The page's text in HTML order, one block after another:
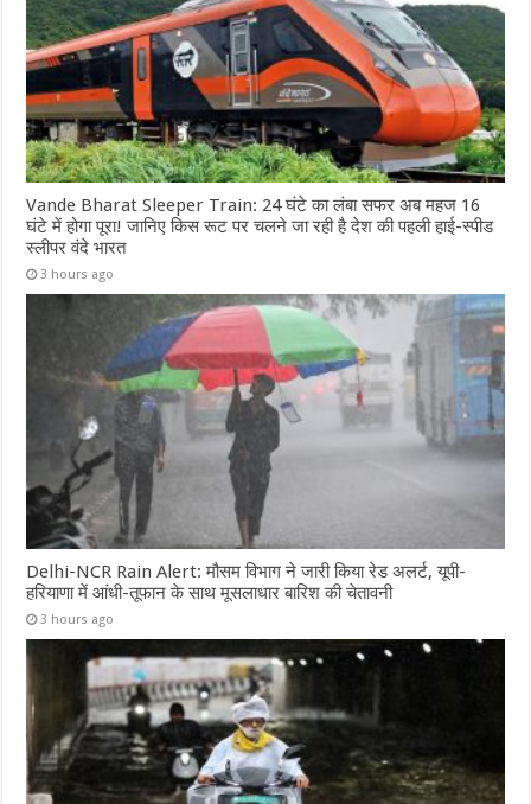
Vande Bharat Sleeper Train: 24 घंटे का लंबा सफर अब महज 16
घंटे में होगा पूरा! जानिए किस रूट पर चलने जा रही है देश की पहली हाई-स्पीड
स्लीपर वंदे भारत
3 hours ago
Delhi-NCR Rain Alert: मौसम विभाग ने जारी किया रेड अलर्ट, यूपी-
हरियाणा में आंधी-तूफान के साथ मूसलाधार बारिश की चेतावनी
3 hours ago